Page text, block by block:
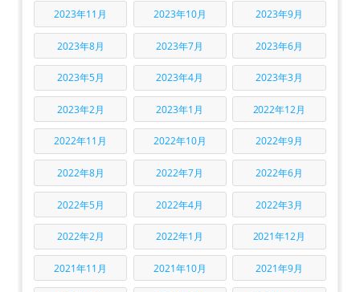
2023年11月 2023年10月 2023年9月
2023年8月 2023年7月 2023年6月
2023年5月 2023年4月 2023年3月
2023年2月 2023年1月 2022年12月
2022年11月 2022年10月 2022年9月
2022年8月 2022年7月 2022年6月
2022年5月 2022年4月 2022年3月
2022年2月 2022年1月 2021年12月
2021年11月 2021年10月 2021年9月